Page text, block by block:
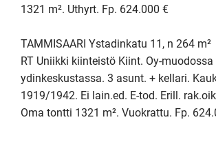
1321 m². Uthyrt. Fp. 624.000 €
TAMMISAARI Ystadinkatu 11, n 264 m²
RT Uniikki kiinteistö Kiint. Oy-muodossa
ydinkeskustassa. 3 asunt. + kellari.
1919/1942. Ei lain.ed. E-tod. Erill.
Oma tontti 1321 m². Vuokrattu. Fp.